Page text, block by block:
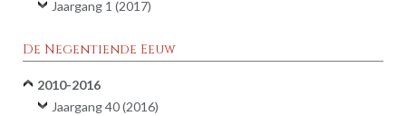
Jaargang 1 (2017)
De Negentiende Eeuw
2010-2016
Jaargang 40 (2016)